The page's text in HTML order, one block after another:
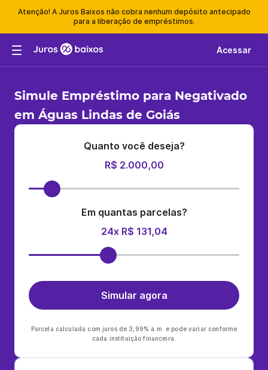
Atenção! A Juros Baixos não cobra nenhum depósito antecipado
para a liberação de empréstimos.
Acessar
Simule Empréstimo para Negativado
em Águas Lindas de Goiás
Quanto você deseja?
R$ 2.000,00
Em quantas parcelas?
24x R$ 131,04
Simular agora
Parcela calculada com juros de 3,99% a.m. e pode variar conforme
cada instituição financeira.